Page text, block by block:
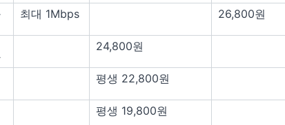
최대 1Mbps 26,800원
24,800원
평생 22,800원
평생 19,800원